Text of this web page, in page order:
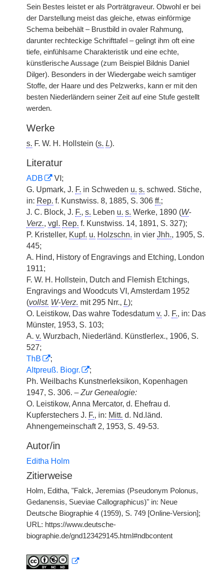
Sein Bestes leistet er als Porträtgraveur. Obwohl er bei
der Darstellung meist das gleiche, etwas einförmige
Schema beibehält – Brustbild in ovaler Rahmung,
darunter rechteckige Schrifttafel – gelingt ihm oft eine
tiefe, einfühlsame Charakteristik und eine echte,
künstlerische Aussage (zum Beispiel Bildnis Daniel
Dilger). Besonders in der Wiedergabe weich samtiger
Stoffe, der Haare und des Pelzwerks, kann er mit den
besten Niederländern seiner Zeit auf eine Stufe gestellt
werden.
Werke
s. F. W. H. Hollstein (s. L).
Literatur
ADB
VI;
G. Upmark, J. F. in Schweden u. s. schwed. Stiche,
in: Rep. f. Kunstwiss. 8, 1885, S. 306 ff.;
J. C. Block, J. F., s. Leben u. s. Werke, 1890 (W-
Verz., vgl. Rep. f. Kunstwiss. 14, 1891, S. 327);
P. Kristeller, Kupf. u. Holzschn. in vier Jhh., 1905, S.
445;
A. Hind, History of Engravings and Etching, London
1911;
F. W. H. Hollstein, Dutch and Flemish Etchings,
Engravings and Woodcuts VI, Amsterdam 1952
(vollst. W-Verz. mit 295 Nrr., L);
O. Leistikow, Das wahre Todesdatum v. J. F., in: Das
Münster, 1953, S. 103;
A. v. Wurzbach, Niederländ. Künstlerlex., 1906, S.
527;
ThB
;
Altpreuß. Biogr.
;
Ph. Weilbachs Kunstnerleksikon, Kopenhagen
1947, S. 306. – Zur Genealogie:
O. Leistikow, Anna Mercator, d. Ehefrau d.
Kupferstechers J. F., in: Mitt. d. Nd.länd.
Ahnengemeinschaft 2, 1953, S. 49-53.
Autor/in
Editha Holm
Zitierweise
Holm, Editha, "Falck, Jeremias (Pseudonym Polonus,
Gedanensis, Sueviae Callographicus)" in: Neue
Deutsche Biographie 4 (1959), S. 749 [Online-Version];
URL: https://www.deutsche-
biographie.de/gnd123429145.html#ndbcontent